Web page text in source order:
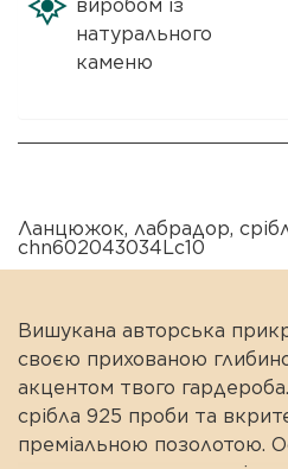
виробом із
натурального
каменю
Ланцюжок, лабрадор,
chn602043034Lc10
Вишукана авторська
своєю прихованою
акцентом твого
срібла 925 проби та
преміальною позолотою.